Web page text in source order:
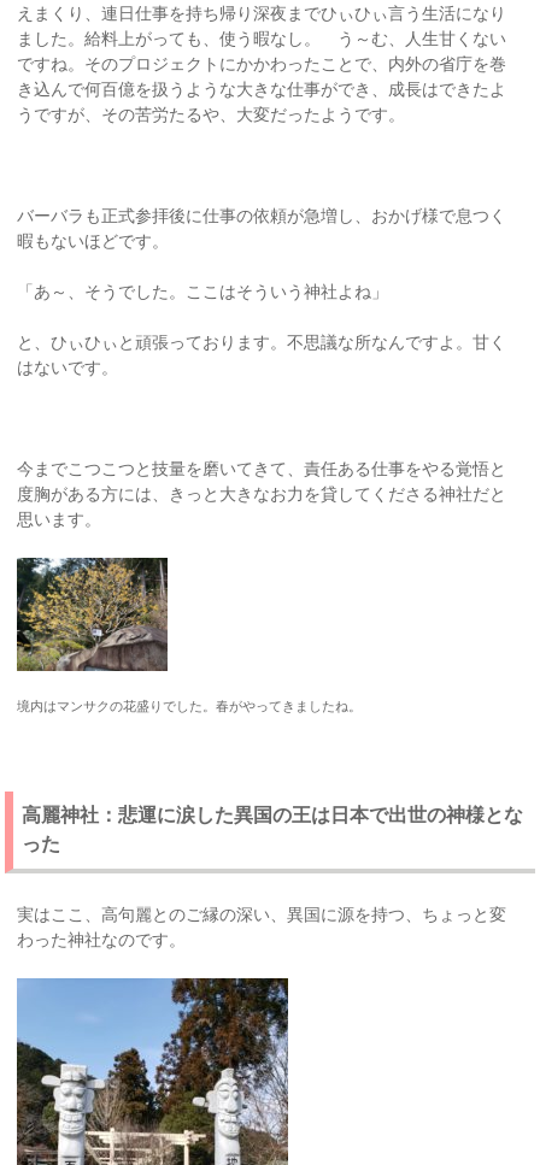
えまくり、連日仕事を持ち帰り深夜までひぃひぃ言う生活になり
ました。給料上がっても、使う暇なし。 う～む、人生甘くない
ですね。そのプロジェクトにかかわったことで、内外の省庁を巻
き込んで何百億を扱うような大きな仕事ができ、成長はできたよ
うですが、その苦労たるや、大変だったようです。
バーバラも正式参拝後に仕事の依頼が急増し、おかげ様で息つく
暇もないほどです。
「あ～、そうでした。ここはそういう神社よね」
と、ひぃひぃと頑張っております。不思議な所なんですよ。甘く
はないです。
今までこつこつと技量を磨いてきて、責任ある仕事をやる覚悟と
度胸がある方には、きっと大きなお力を貸してくださる神社だと
思います。
境内はマンサクの花盛りでした。春がやってきましたね。
高麗神社：悲運に涙した異国の王は日本で出世の神様とな
った
実はここ、高句麗とのご縁の深い、異国に源を持つ、ちょっと変
わった神社なのです。